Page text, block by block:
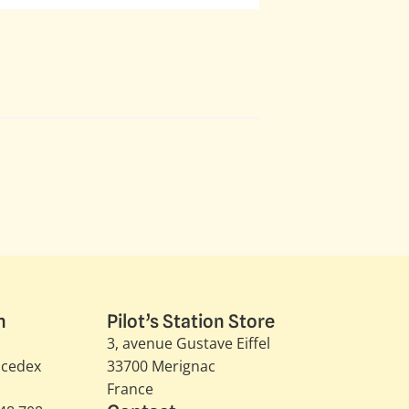
Pilot’s Station Store
3, avenue Gustave Eiffel​
33700 Merignac
France